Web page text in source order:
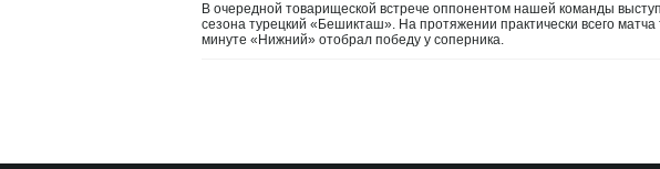
В очередной товарищеской встрече оппонентом нашей команды
сезона турецкий «Бешикташ». На протяжении практически всего
минуте «Нижний» отобрал победу у соперника.